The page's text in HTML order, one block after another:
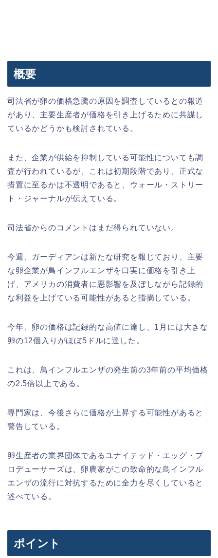
概要
司法省が卵の価格急騰の原因を調査しているとの報道
があり、主要生産者が価格を引き上げるために共謀し
ているかどうかも検討されている。
また、企業が供給を抑制している可能性についても調
査が行われているが、これは初期段階であり、正式な
措置に至るかは不透明であると、ウォール・ストリー
ト・ジャーナルが伝えている。
司法省からのコメントはまだ得られていない。
今週、ガーディアンは新たな研究を報じており、主要
な卵企業が鳥インフルエンザを口実に価格を引き上
げ、アメリカの消費者に悪影響を及ぼしながら記録的
な利益を上げている可能性があると指摘している。
今年、卵の価格は記録的な高値に達し、1月には大きな
卵の12個入りがほぼ5ドルに達した。
これは、鳥インフルエンザの発生前の3年前の平均価格
の2.5倍以上である。
専門家は、今後さらに価格が上昇する可能性があると
警告している。
卵生産者の業界団体であるユナイテッド・エッグ・プ
ロデューサーズは、卵農家がこの致命的な鳥インフル
エンザの流行に対抗するために全力を尽くしていると
述べている。
ポイント